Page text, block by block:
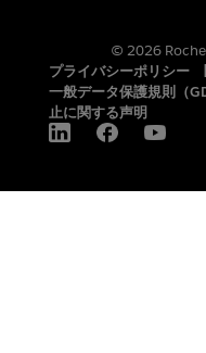
© 2026
プライバシーポリシー
一般データ保護規則（
止に関する声明